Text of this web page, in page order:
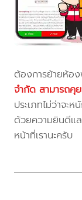
ต้องการย้ายห้อ
จำกัด สามารถคุ
ประเภทไม่ว่าจะ
ด้วยความยินดีแล
หน้าที่เรานะครับ